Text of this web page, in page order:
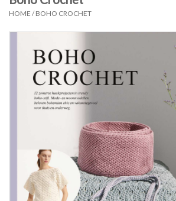
Garen
Gaarne gemaakt
Cadeaubonnen
Workshops
HOME /BOHO CROCHET